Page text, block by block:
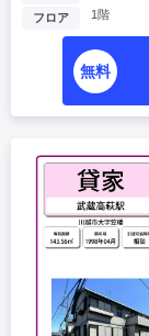
フロア 1階
無料